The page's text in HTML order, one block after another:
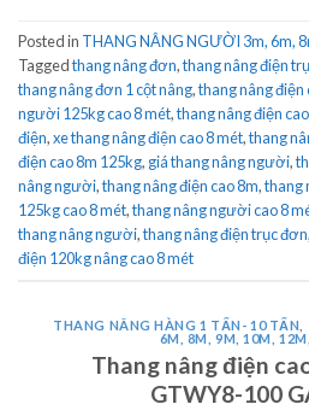
Posted in THANG NÂNG NGƯỜI 3m, 6m,
Taggedthang nâng đơn,thang nâng điện
thang nâng đơn 1 cột nâng,thang nâng điện
người 125kg cao 8 mét,thang nâng điện
điện,xe thang nâng điện cao 8 mét,thang
điện cao 8m 125kg, giá thang nâng người,
nâng người,thang nâng điện cao 8m,thang
125kg cao 8 mét,thang nâng người cao 8
thang nâng người,thang nâng điện trục đơn,
điện 120kg nâng cao 8 mét
THANG NÂNG HÀNG 1 TẤN- 10 TẤN
6M, 8M, 9M, 10M,
Thang nâng điện
GTWY8-100